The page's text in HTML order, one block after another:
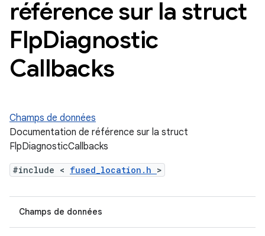
référence sur la struct
FlpDiagnostic
Callbacks
Champs de données
Documentation de référence sur la struct
FlpDiagnosticCallbacks
#include < fused_location.h >
Champs de données